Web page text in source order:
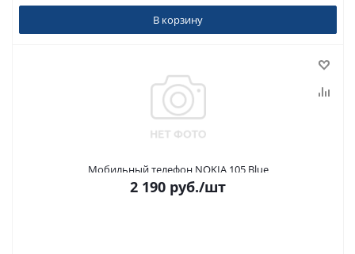
В корзину
Мобильный телефон NOKIA 105 Blue
2 190 руб./шт